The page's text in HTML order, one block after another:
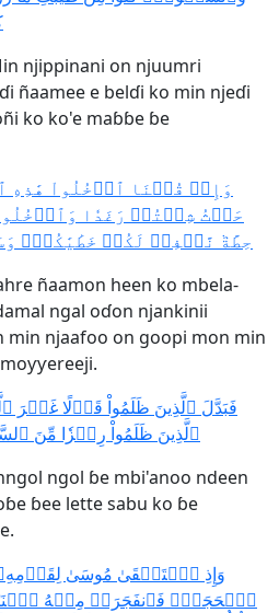
njippinani on njuumri
ñaamee e belɗi ko min njeɗi
ko ko'e maɓɓe ɓe
وَإِذۡ قُلۡنَا ٱدۡخُلُواْ هَٰذِهِ
حَيۡثُ شِئۡتُمۡ رَغَدٗا
حِطَّةٞ نَّغۡفِرۡ لَكُمۡ خَطَٰيَٰكُمۡۚ
ñaamon heen ko mbela-
ngal oɗon njankinii
min njaafoo on goopi mon min
فَبَدَّلَ ٱلَّذِينَ ظَلَمُواْ قَوۡلًا غَيۡرَ
ٱلَّذِينَ ظَلَمُواْ رِجۡزٗا مِّنَ
ngol ɓe mbi'anoo ndeen
ɓee lette sabu ko ɓe
ٱلۡحَجَرَۖ فَٱنفَجَرَتۡ مِنۡهُ